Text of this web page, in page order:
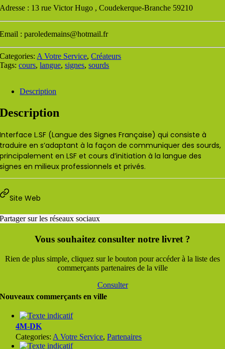
Adresse : 13 rue Victor Hugo , Coudekerque-Branche 59210
Email : paroledemains@hotmail.fr
Categories: A Votre Service,Créateurs
Tags:cours,langue,signes,sourds
Description
Description
Interface L.SF (Langue des Signes Française) qui consiste à
traduire en s’adaptant à la façon de communiquer des sourds,
principalement en LSF et cours d’initiation à la langue des
signes en milieux professionnels et privés.
Site Web
Partager sur les réseaux sociaux
Vous souhaitez consulter notre livret ?
Rien de plus simple, cliquez sur le bouton pour accéder à la liste des
commerçants partenaires de la ville
Consulter
Nouveaux commerçants en ville
4M-DK
Categories: A Votre Service,Partenaires